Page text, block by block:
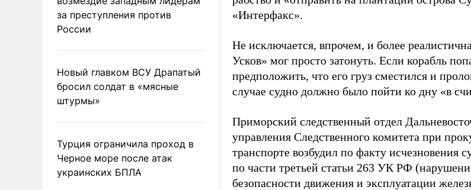
за преступления против
России
Новый главком ВСУ Драпатый
бросил солдат в «мясные
штурмы»
Турция ограничила проход в
Черное море после атак
украинских БПЛА
«Интерфакс».
Не исключается, впрочем, и более
Усков» мог просто затонуть. Если корабль
предположить, что его груз сместился и
случае судно должно было пойти ко дну «в
Приморский следственный отдел
управления Следственного комитета при
транспорте возбудил по факту исчезновения
по части третьей статьи 263 УК РФ
безопасности движения и эксплуатации